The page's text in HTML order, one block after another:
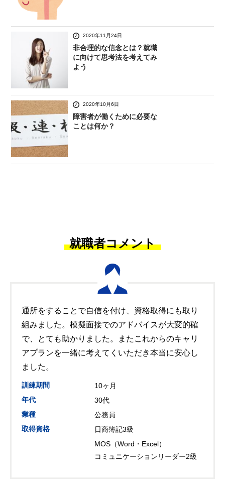
2020年11月24日
非合理的な信念とは？就職
に向けて思考法を考えてみ
よう
2020年10月6日
障害者が働くために必要な
ことは何か？
就職者コメント
通所をすることで自信を付け、資格取得にも取り
組みました。模擬面接でのアドバイスが大変的確
で、とても助かりました。またこれからのキャリ
アプランを一緒に考えてくいただき本当に安心し
ました。
訓練期間
10ヶ月
年代
30代
業種
公務員
取得資格
日商簿記3級
MOS（Word・Excel）
コミュニケーションリーダー2級